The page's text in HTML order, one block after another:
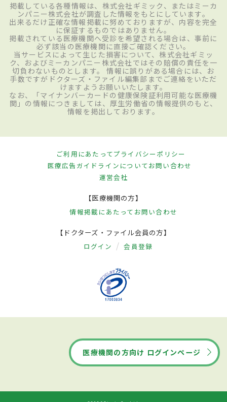
掲載している各種情報は、株式会社ギミック、またはミーカ
ンパニー株式会社が調査した情報をもとにしています。
出来るだけ正確な情報掲載に努めておりますが、内容を完全
に保証するものではありません。
掲載されている医療機関へ受診を希望される場合は、事前に
必ず該当の医療機関に直接ご確認ください。
当サービスによって生じた損害について、株式会社ギミッ
ク、およびミーカンパニー株式会社ではその賠償の責任を一
切負わないものとします。 情報に誤りがある場合には、お
手数ですがドクターズ・ファイル編集部までご連絡をいただ
けますようお願いいたします。
なお、「マイナンバーカードの健康保険証利用可能な医療機
関」の情報につきましては、厚生労働省の情報提供のもと、
情報を掲出しております。
ご利用にあたってプライバシーポリシー
医療広告ガイドラインについてお問い合わせ
運営会社
【医療機関の方】
情報掲載にあたって お問い合わせ
【ドクターズ・ファイル会員の方】
ログイン 会員登録
医療機関の方向け ログインページ